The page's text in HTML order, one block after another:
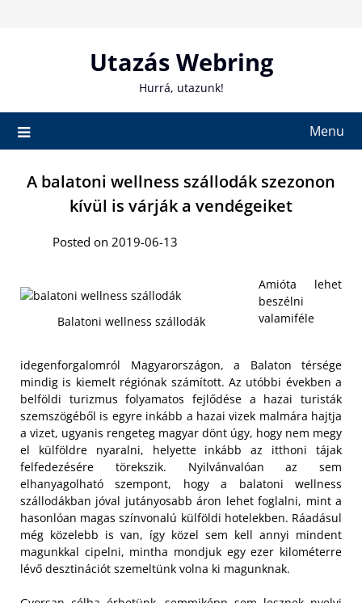
Utazás Webring
Hurrá, utazunk!
Menu
A balatoni wellness szállodák szezonon
kívül is várják a vendégeiket
Posted on 2019-06-13
Balatoni wellness szállodák
Amióta lehet
beszélni
valamiféle
idegenforgalomról Magyarországon, a Balaton térsége
mindig is kiemelt régiónak számított. Az utóbbi években a
belföldi turizmus folyamatos fejlődése a hazai turisták
szemszögéből is egyre inkább a hazai vizek malmára hajtja
a vizet, ugyanis rengeteg magyar dönt úgy, hogy nem megy
el külföldre nyaralni, helyette inkább az itthoni tájak
felfedezésére törekszik. Nyilvánvalóan az sem
elhanyagolható szempont, hogy a balatoni wellness
szállodákban jóval jutányosabb áron lehet foglalni, mint a
hasonlóan magas színvonalú külföldi hotelekben. Ráadásul
még közelebb is van, így közel sem kell annyi mindent
magunkkal cipelni, mintha mondjuk egy ezer kilométerre
lévő desztinációt szemeltünk volna ki magunknak.